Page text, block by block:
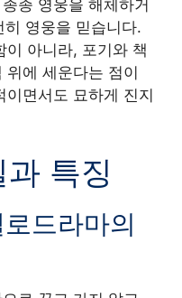
종 영웅을 해체하거
영웅을 믿습니다.
이 아니라, 포기와 책
에 세운다는 점이
면서도 묘하게 진지
특징
드라마의